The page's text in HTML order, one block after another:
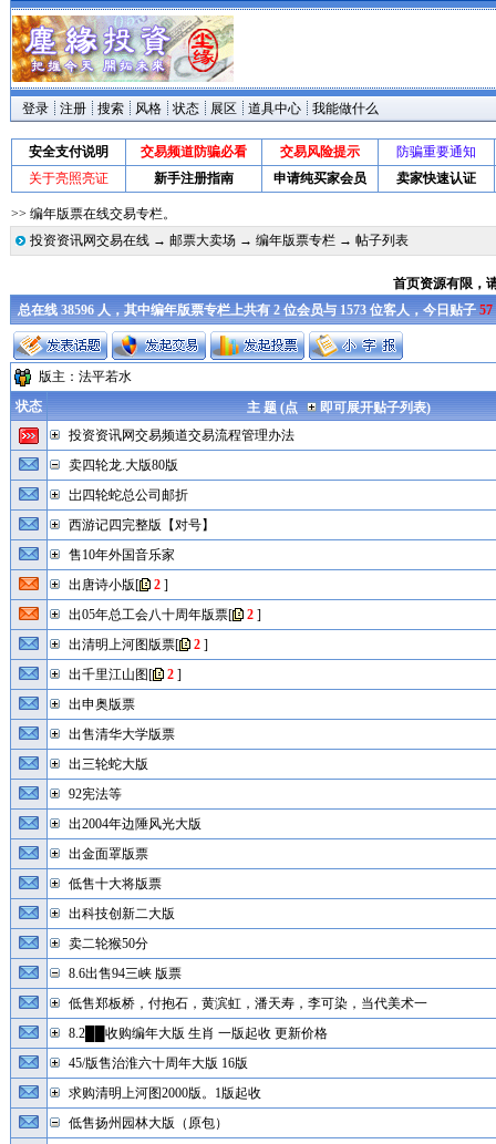
登录 注册 搜索 风格 状态 展区 道具中心 我能做什么
安全支付说明 交易频道防骗必看 交易风险提示
防骗重要通知
关于亮照亮证
新手注册指南 申请纯买家会员 卖家快速认证
>> 编年版票在线交易专栏。
投资资讯网交易在线→ 邮票大卖场→ 编年版票专栏→ 帖子列表
首页资源有限，
总在线 38596 人，其中编年版票专栏上共有 2 位会员与 1573 位客人，今日贴子57
版主： 法平若水
状态
主 题 (点
即可展开贴子列表)
投资资讯网交易频道交易流程管理办法
卖四轮龙.大版80版
岀四轮蛇总公司邮折
西游记四完整版【对号】
售10年外国音乐家
出唐诗小版[ 2]
出05年总工会八十周年版票[ 2]
出清明上河图版票[ 2]
出千里江山图 [ 2]
出申奥版票
出售清华大学版票
出三轮蛇大版
92宪法等
出2004年边陲风光大版
出金面罩版票
低售十大将版票
出科技创新二大版
卖二轮猴50分
8.6出售94三峡 版票
低售郑板桥，付抱石，黄滨虹，潘天寿，李可染，当代美术一
8.2██收购编年大版 生肖 一版起收 更新价格
45/版售治淮六十周年大版 16版
求购清明上河图2000版。1版起收
低售扬州园林大版（原包）